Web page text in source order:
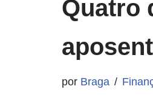
Quatro
por Braga